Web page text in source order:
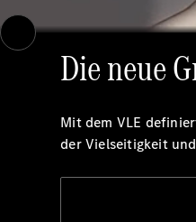
Der neue VLE steht auf einem
Blütenblätter einer blühenden
Die neue
Mit dem VLE
der Vielseitigkeit